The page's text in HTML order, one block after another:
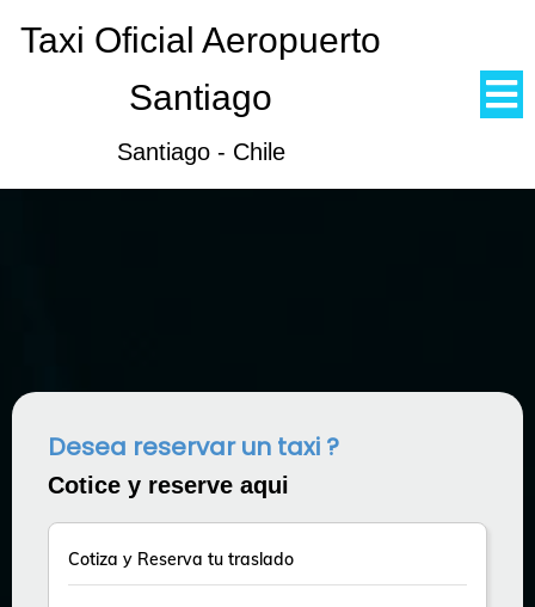
Taxi Oficial Aeropuerto
Santiago
Santiago - Chile
Desea reservar un taxi ?
Cotice y reserve aqui